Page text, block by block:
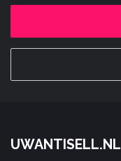
UWANTISELL.NL